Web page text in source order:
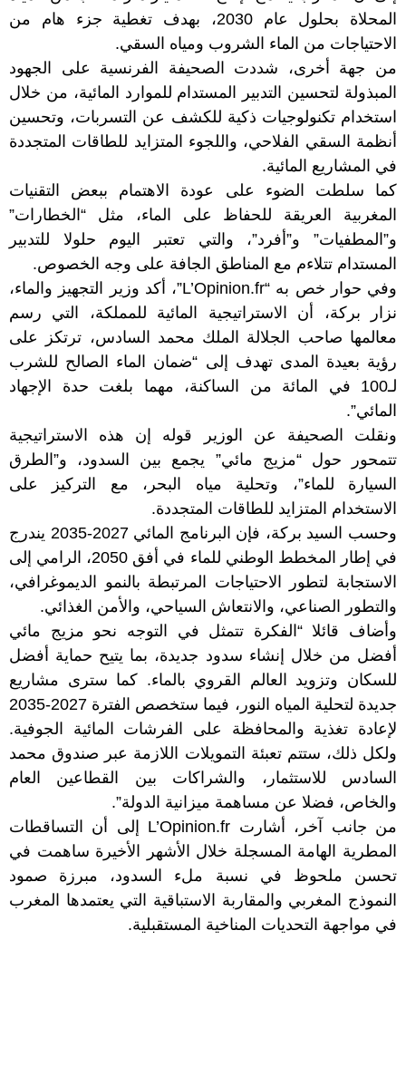
المحلاة بحلول عام 2030، بهدف تغطية جزء هام من
الاحتياجات من الماء الشروب ومياه السقي.
من جهة أخرى، شددت الصحيفة الفرنسية على الجهود
المبذولة لتحسين التدبير المستدام للموارد المائية، من خلال
استخدام تكنولوجيات ذكية للكشف عن التسربات، وتحسين
أنظمة السقي الفلاحي، واللجوء المتزايد للطاقات المتجددة
في المشاريع المائية.
كما سلطت الضوء على عودة الاهتمام ببعض التقنيات
المغربية العريقة للحفاظ على الماء، مثل “الخطارات”
و”المطفيات” و”أفرد”، والتي تعتبر اليوم حلولا للتدبير
المستدام تتلاءم مع المناطق الجافة على وجه الخصوص.
وفي حوار خص به “L’Opinion.fr”، أكد وزير التجهيز والماء،
نزار بركة، أن الاستراتيجية المائية للمملكة، التي رسم
معالمها صاحب الجلالة الملك محمد السادس، ترتكز على
رؤية بعيدة المدى تهدف إلى “ضمان الماء الصالح للشرب
لـ100 في المائة من الساكنة، مهما بلغت حدة الإجهاد
المائي”.
ونقلت الصحيفة عن الوزير قوله إن هذه الاستراتيجية
تتمحور حول “مزيج مائي” يجمع بين السدود، و”الطرق
السيارة للماء”، وتحلية مياه البحر، مع التركيز على
الاستخدام المتزايد للطاقات المتجددة.
وحسب السيد بركة، فإن البرنامج المائي 2027-2035 يندرج
في إطار المخطط الوطني للماء في أفق 2050، الرامي إلى
الاستجابة لتطور الاحتياجات المرتبطة بالنمو الديموغرافي،
والتطور الصناعي، والانتعاش السياحي، والأمن الغذائي.
وأضاف قائلا “الفكرة تتمثل في التوجه نحو مزيج مائي
أفضل من خلال إنشاء سدود جديدة، بما يتيح حماية أفضل
للسكان وتزويد العالم القروي بالماء. كما سترى مشاريع
جديدة لتحلية المياه النور، فيما ستخصص الفترة 2027-2035
لإعادة تغذية والمحافظة على الفرشات المائية الجوفية.
ولكل ذلك، ستتم تعبئة التمويلات اللازمة عبر صندوق محمد
السادس للاستثمار، والشراكات بين القطاعين العام
والخاص، فضلا عن مساهمة ميزانية الدولة”.
من جانب آخر، أشارت L’Opinion.fr إلى أن التساقطات
المطرية الهامة المسجلة خلال الأشهر الأخيرة ساهمت في
تحسن ملحوظ في نسبة ملء السدود، مبرزة صمود
النموذج المغربي والمقاربة الاستباقية التي يعتمدها المغرب
في مواجهة التحديات المناخية المستقبلية.